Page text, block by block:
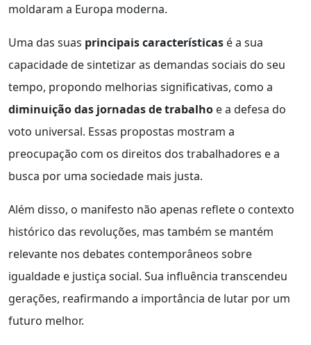
moldaram a Europa moderna.
Uma das suas principais características é a sua
capacidade de sintetizar as demandas sociais do seu
tempo, propondo melhorias significativas, como a
diminuição das jornadas de trabalho e a defesa do
voto universal. Essas propostas mostram a
preocupação com os direitos dos trabalhadores e a
busca por uma sociedade mais justa.
Além disso, o manifesto não apenas reflete o contexto
histórico das revoluções, mas também se mantém
relevante nos debates contemporâneos sobre
igualdade e justiça social. Sua influência transcendeu
gerações, reafirmando a importância de lutar por um
futuro melhor.